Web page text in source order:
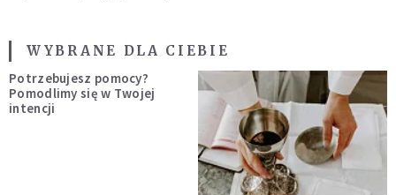
WYBRANE DLA CIEBIE
Potrzebujesz pomocy?
Pomodlimy się w Twojej
intencji